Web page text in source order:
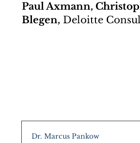
Paul Axmann,
Blegen, Deloitte
Dr. Marcus Pankow